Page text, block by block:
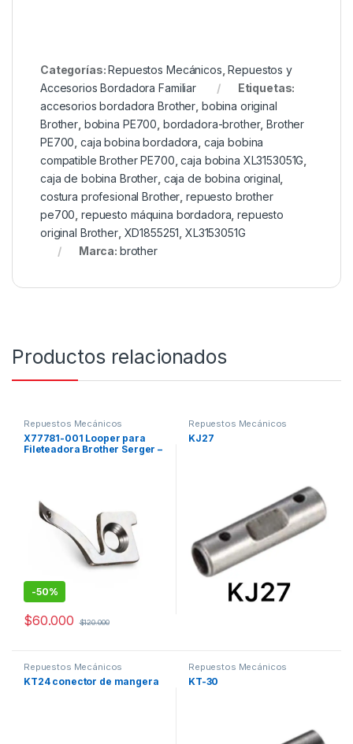
Categorías:Repuestos Mecánicos ,Repuestos y
Accesorios Bordadora Familiar
Etiquetas:
accesorios bordadora Brother bobina original
Brother bobina PE700 bordadora-brother,Brother
PE700 ,caja bobina bordadora caja bobina
compatible Brother PE700 ,caja bobina XL3153051G
caja de bobina Brother, caja de bobina original
costura profesional Brother repuesto brother
pe700 ,repuesto máquina bordadora ,repuesto
original Brother, XD1855251 XL3153051G
Marca: brother
Productos relacionados
Repuestos Mecánicos
X77781-001 Looper para
Fileteadora Brother Serger –
-50%
$60.000 $120.000
Repuestos Mecánicos
KJ27
Repuestos Mecánicos
KT24 conector de mangera
Repuestos Mecánicos
KT-30